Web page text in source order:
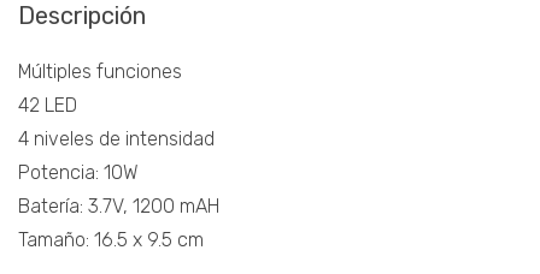
Descripción
Múltiples funciones
42 LED
4 niveles de intensidad
Potencia: 10W
Batería: 3.7V, 1200 mAH
Tamaño: 16.5 x 9.5 cm